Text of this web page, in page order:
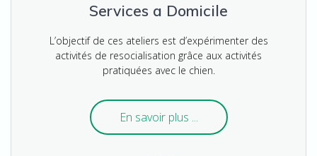
Services a Domicile
L’objectif de ces ateliers est d’expérimenter des
activités de resocialisation grâce aux activités
pratiquées avec le chien.
En savoir plus ...